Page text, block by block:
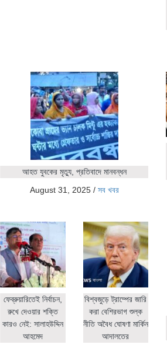
আহত যুবকের মৃত্যু, প্রতিবাদে মানবন্ধন
August 31, 2025/ সব খবর
ফেব্রুয়ারিতেই নির্বাচন,
রুখে দেওয়ার শক্তি
কারও নেই: সালাহউদ্দিন
আহমেদ
বিশ্বজুড়ে ট্রাম্পের জারি
করা বেশিরভাগ শুল্ক
নীতি অবৈধ ঘোষণা মার্কিন
আদালতের